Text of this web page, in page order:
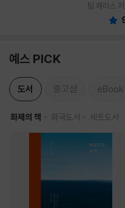
팀 페리스
예스 PICK
도서 중고샵 eBook
화제의 책 외국도서 세트도서